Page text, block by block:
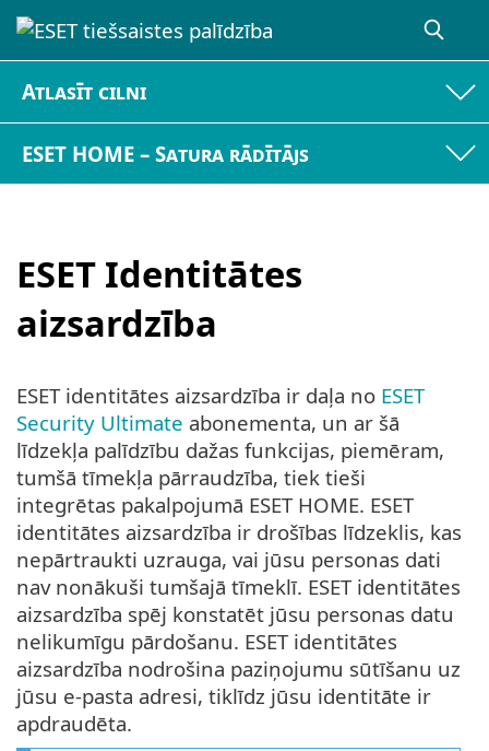
Atlasīt cilni
ESET HOME – Satura rādītājs
ESET Identitātes
aizsardzība
ESET identitātes aizsardzība ir daļa no ESET
Security Ultimate abonementa, un ar šā
līdzekļa palīdzību dažas funkcijas, piemēram,
tumšā tīmekļa pārraudzība, tiek tieši
integrētas pakalpojumā ESET HOME. ESET
identitātes aizsardzība ir drošības līdzeklis, kas
nepārtraukti uzrauga, vai jūsu personas dati
nav nonākuši tumšajā tīmeklī. ESET identitātes
aizsardzība spēj konstatēt jūsu personas datu
nelikumīgu pārdošanu. ESET identitātes
aizsardzība nodrošina paziņojumu sūtīšanu uz
jūsu e-pasta adresi, tiklīdz jūsu identitāte ir
apdraudēta.